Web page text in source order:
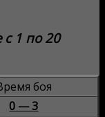
1 по 20
боя
0 — 3